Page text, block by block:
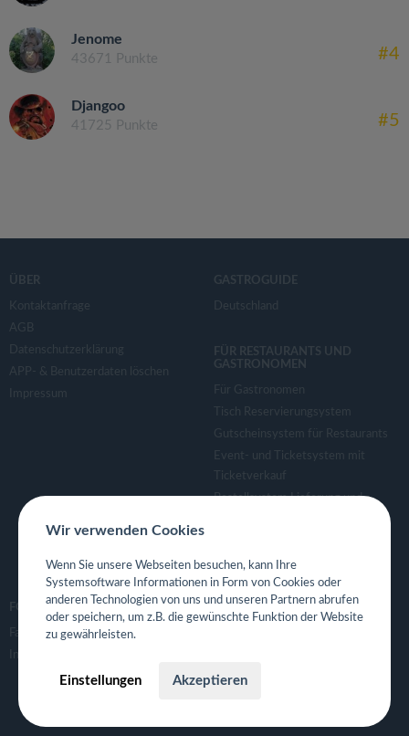
Jenome
43671 Punkte #4
Djangoo
41725 Punkte #5
ÜBER
Kontaktanfrage
AGB
Datenschutzerklärung
APP- & Benutzerdaten löschen
Impressum
GASTROGUIDE
Deutschland
FÜR RESTAURANTS UND
GASTRONOMEN
Für Gastronomen
Tisch Reservierungsystem
Gutscheinsystem für Restaurants
Event- und Ticketsystem mit
Ticketverkauf
Bestellsystem Lieferung und
Eigene App für Restaurant
FOLGE UNS
Facebook
Instagram
Wir verwenden Cookies
Wenn Sie unsere Webseiten besuchen, kann Ihre
Systemsoftware Informationen in Form von Cookies oder
anderen Technologien von uns und unseren Partnern abrufen
oder speichern, um z.B. die gewünschte Funktion der Website
zu gewährleisten.
Einstellungen Akzeptieren